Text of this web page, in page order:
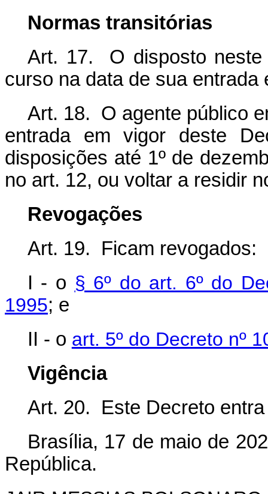
Normas transitórias
Art. 17. O disposto neste
curso na data de sua entrada
Art. 18. O agente público
entrada em vigor deste
disposições até 1º de
no art. 12, ou voltar a residir
Revogações
Art. 19. Ficam revogados:
I - o § 6º do art. 6º do
1995; e
II - o art. 5º do Decreto nº
Vigência
Art. 20. Este Decreto
Brasília, 17 de maio de
República.